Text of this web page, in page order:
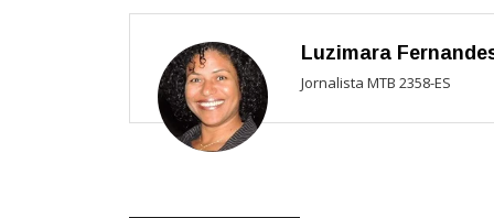
Luzimara
Jornalista MTB 2358-ES